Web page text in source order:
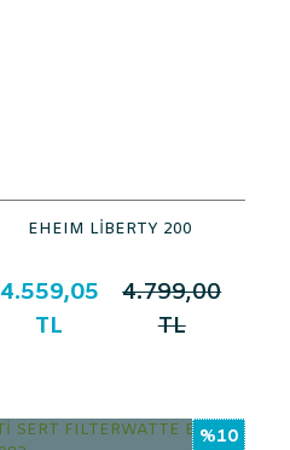
EHEIM LİBERTY 200
4.559,05
TL
4.799,00
TL
%10